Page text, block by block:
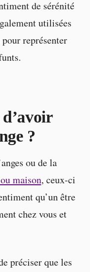
de sérénité
utilisées
représenter
?
ou de la
maison, ceux-ci
qu’un être
chez vous et
préciser que les